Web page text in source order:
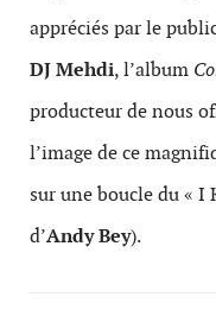
appréciés par le
DJ Mehdi, l’album
producteur de nous
l’image de ce
sur une boucle du « I
d’Andy Bey).